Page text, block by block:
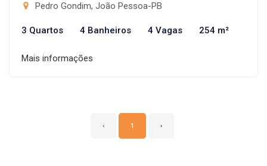
Pedro Gondim, João Pessoa-PB
3 Quartos 4 Banheiros 4 Vagas 254 m²
Mais informações
‹ 1 ›